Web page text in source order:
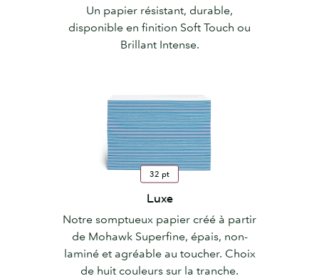
Un papier résistant, durable,
disponible en finition Soft Touch ou
Brillant Intense.
32 pt
Luxe
Notre somptueux papier créé à partir
de Mohawk Superfine, épais, non-
laminé et agréable au toucher. Choix
de huit couleurs sur la tranche.